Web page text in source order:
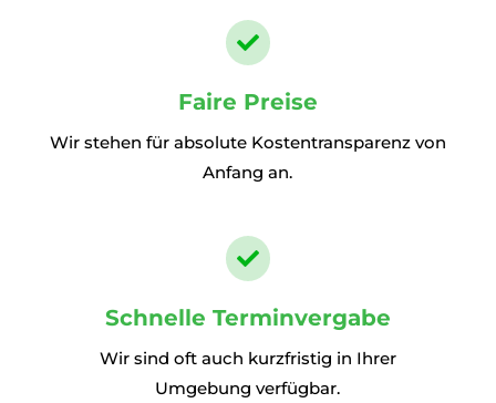

Faire Preise
Wir stehen für absolute Kostentransparenz von
Anfang an.

Schnelle Terminvergabe
Wir sind oft auch kurzfristig in Ihrer
Umgebung verfügbar.